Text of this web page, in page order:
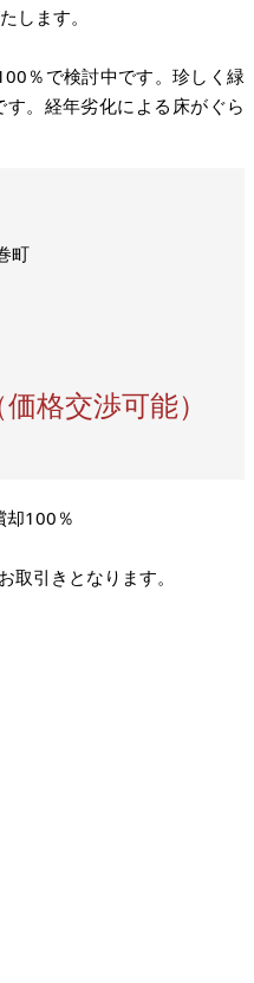
します。
％で検討中です。珍しく緑
。経年劣化による床がぐら
町
格交渉可能）
却100％
引きとなります。